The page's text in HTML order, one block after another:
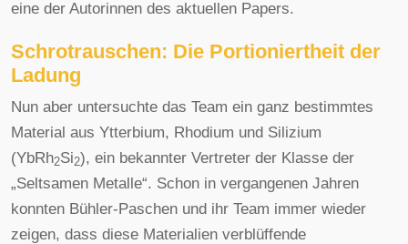
eine der Autorinnen des aktuellen Papers.
Schrotrauschen: Die Portioniertheit der
Ladung
Nun aber untersuchte das Team ein ganz bestimmtes
Material aus Ytterbium, Rhodium und Silizium
(YbRh2Si2), ein bekannter Vertreter der Klasse der
„Seltsamen Metalle“. Schon in vergangenen Jahren
konnten Bühler-Paschen und ihr Team immer wieder
zeigen, dass diese Materialien verblüffende